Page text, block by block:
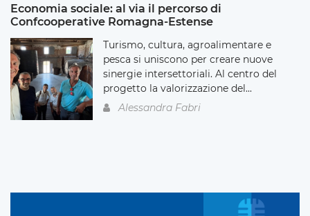
Economia sociale: al via il percorso di
Confcooperative Romagna-Estense
Turismo, cultura, agroalimentare e
pesca si uniscono per creare nuove
sinergie intersettoriali. Al centro del
progetto la valorizzazione del...
Alessandra Fabri